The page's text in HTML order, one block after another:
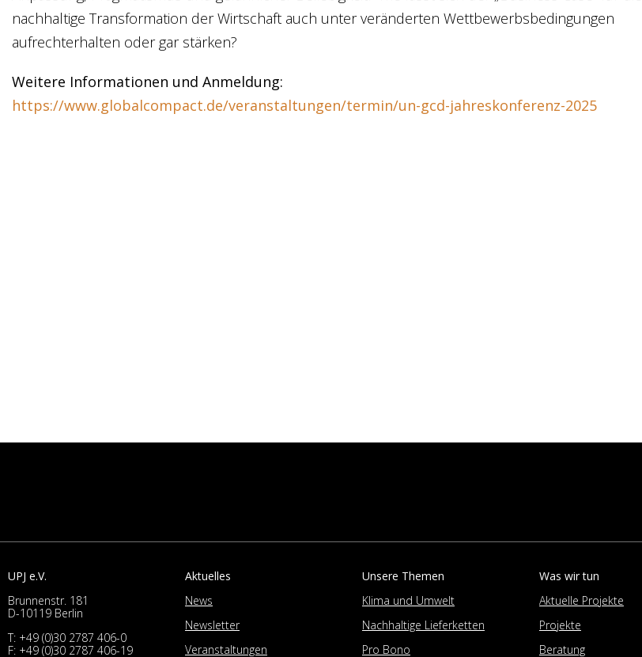
nachhaltige Transformation der Wirtschaft auch unter veränderten Wettbewerbsbedingungen
aufrechterhalten oder gar stärken?
Weitere Informationen und Anmeldung:
https://www.globalcompact.de/veranstaltungen/termin/un-gcd-jahreskonferenz-2025
UPJ e.V.
Brunnenstr. 181
D-10119 Berlin
T: +49 (0)30 2787 406-0
F: +49 (0)30 2787 406-19
Aktuelles
News
Newsletter
Veranstaltungen
Unsere Themen
Klima und Umwelt
Nachhaltige Lieferketten
Pro Bono
Was wir tun
Aktuelle Projekte
Projekte
Beratung